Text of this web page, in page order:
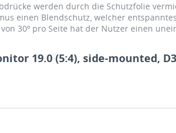
werden durch die Schutzfolie
einen Blendschutz, welcher
30º pro Seite hat der Nutzer einen
19.0 (5:4), side-mounted,